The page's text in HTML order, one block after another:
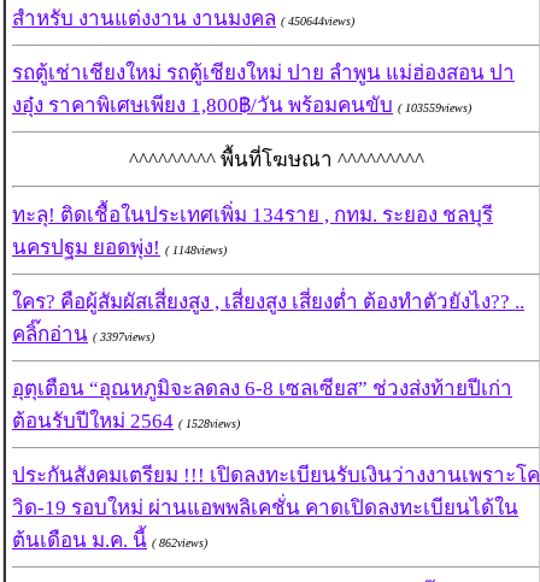
สำหรับ งานแต่งงาน งานมงคล ( 450644views)
รถตู้เช่าเชียงใหม่ รถตู้เชียงใหม่ ปาย ลำพูน แม่ฮ่องสอน ปา
งอุ๋ง ราคาพิเศษเพียง 1,800฿/วัน พร้อมคนขับ ( 103559views)
^^^^^^^^^ พื้นที่โฆษณา ^^^^^^^^^
ทะลุ! ติดเชื้อในประเทศเพิ่ม 134ราย , กทม. ระยอง ชลบุรี
นครปฐม ยอดพุ่ง! ( 1148views)
ใคร? คือผู้สัมผัสเสี่ยงสูง , เสี่ยงสูง เสี่ยงต่ำ ต้องทำตัวยังไง?? ..
คลิ๊กอ่าน ( 3397views)
อุตุเตือน “อุณหภูมิจะลดลง 6-8 เซลเซียส” ช่วงส่งท้ายปีเก่า
ต้อนรับปีใหม่ 2564 ( 1528views)
ประกันสังคมเตรียม !!! เปิดลงทะเบียนรับเงินว่างงานเพราะโค
วิด-19 รอบใหม่ ผ่านแอพพลิเคชั่น คาดเปิดลงทะเบียนได้ใน
ต้นเดือน ม.ค. นี้ ( 862views)